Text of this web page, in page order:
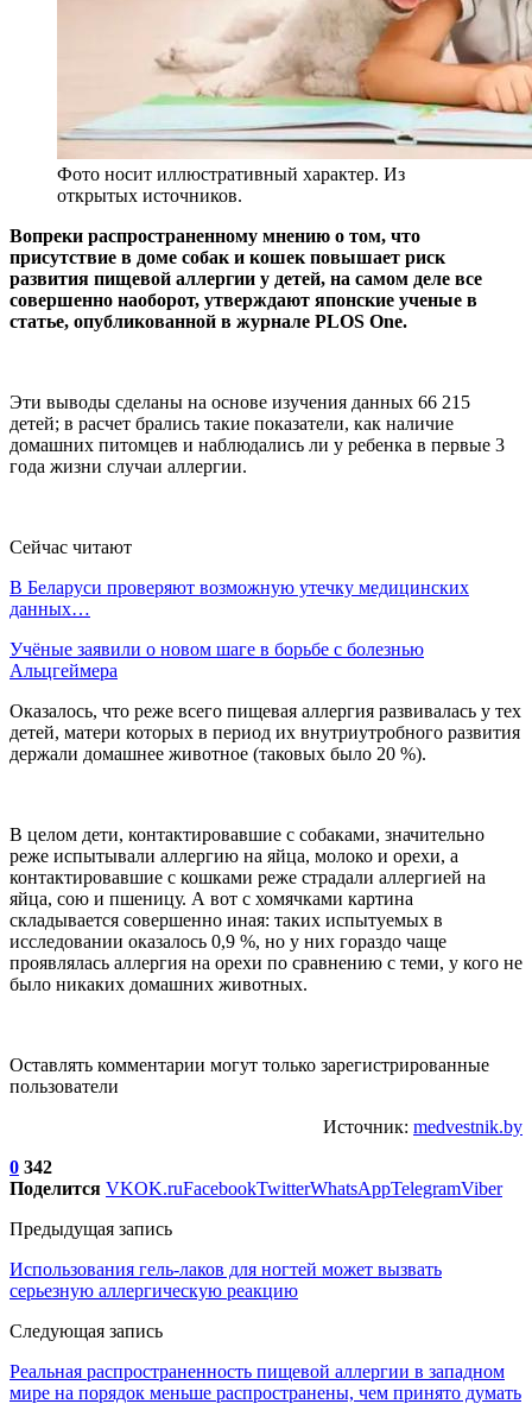
Фото носит иллюстративный характер. Из
открытых источников.
Вопреки распространенному мнению о том, что
присутствие в доме собак и кошек повышает риск
развития пищевой аллергии у детей, на самом деле все
совершенно наоборот, утверждают японские ученые в
статье, опубликованной в журнале PLOS One.
Эти выводы сделаны на основе изучения данных 66 215
детей; в расчет брались такие показатели, как наличие
домашних питомцев и наблюдались ли у ребенка в первые 3
года жизни случаи аллергии.
Сейчас читают
В Беларуси проверяют возможную утечку медицинских
данных…
Учёные заявили о новом шаге в борьбе с болезнью
Альцгеймера
Оказалось, что реже всего пищевая аллергия развивалась у тех
детей, матери которых в период их внутриутробного развития
держали домашнее животное (таковых было 20 %).
В целом дети, контактировавшие с собаками, значительно
реже испытывали аллергию на яйца, молоко и орехи, а
контактировавшие с кошками реже страдали аллергией на
яйца, сою и пшеницу. А вот с хомячками картина
складывается совершенно иная: таких испытуемых в
исследовании оказалось 0,9 %, но у них гораздо чаще
проявлялась аллергия на орехи по сравнению с теми, у кого не
было никаких домашних животных.
Оставлять комментарии могут только зарегистрированные
пользователи
Источник: medvestnik.by
0 342
Поделится VKOK.ruFacebookTwitterWhatsAppTelegramViber
Предыдущая запись
Использования гель-лаков для ногтей может вызвать
серьезную аллергическую реакцию
Следующая запись
Реальная распространенность пищевой аллергии в западном
мире на порядок меньше распространены, чем принято думать